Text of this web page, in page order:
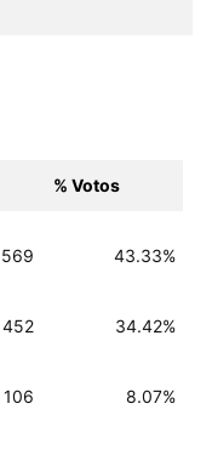
% Votos
569 43.33%
452 34.42%
106 8.07%